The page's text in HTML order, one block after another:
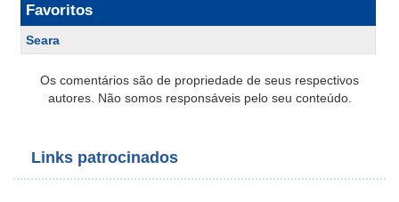
Favoritos
Seara
Os comentários são de propriedade de seus respectivos
autores. Não somos responsáveis pelo seu conteúdo.
Links patrocinados